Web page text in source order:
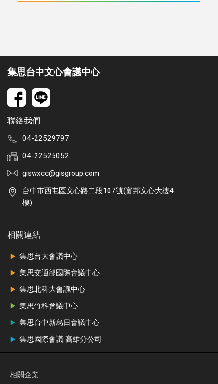
集思台中文心會議中心
聯絡我們
04-22529797
04-22525052
giswxcc@gisgroup.com
台中市西屯區文心路二段107號(富邦文心大樓4
樓)
相關連結
集思台大會議中心
集思交通部國際會議中心
集思北科大會議中心
集思竹科會議中心
集思台中新烏日會議中心
集思國際會議 高雄分公司
相關企業